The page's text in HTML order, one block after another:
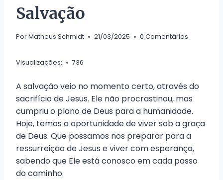
Salvação
PorMatheus Schmidt 21/03/2025 0 Comentários
Visualizações: 736
A salvação veio no momento certo, através do
sacrifício de Jesus. Ele não procrastinou, mas
cumpriu o plano de Deus para a humanidade.
Hoje, temos a oportunidade de viver sob a graça
de Deus. Que possamos nos preparar para a
ressurreição de Jesus e viver com esperança,
sabendo que Ele está conosco em cada passo
do caminho.